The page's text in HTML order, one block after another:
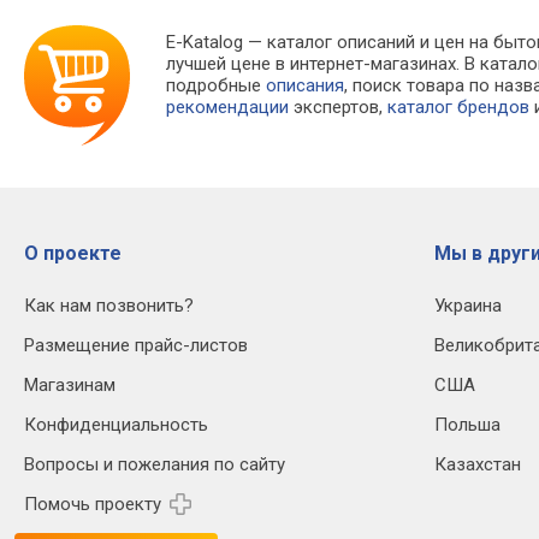
E-Katalog — каталог описаний и цен на
лучшей цене в интернет-магазинах. В
подробныеописания, поиск товара по
рекомендации экспертов,каталог брендов
О проекте
Как нам позвонить?
Размещение прайс-листов
Магазинам
Конфиденциальность
Вопросы и пожелания по сайту
Помочь проекту
Мы в
Украина
США
Польша
Казахстан